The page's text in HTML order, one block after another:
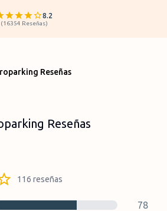
8.2
(16354 Reseñas)
Reseñas
Reseñas
116 reseñas
78